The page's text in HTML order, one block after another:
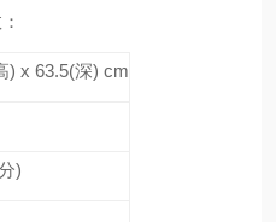
) x 63.5(深) cm
)